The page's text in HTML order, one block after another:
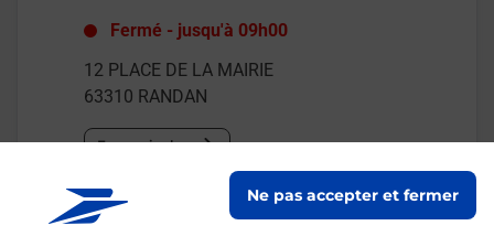
Ne pas accepter et fermer
Fermé - jusqu'à 09h00
12 PLACE DE LA MAIRIE
63310 RANDAN
En savoir plus
Malin !